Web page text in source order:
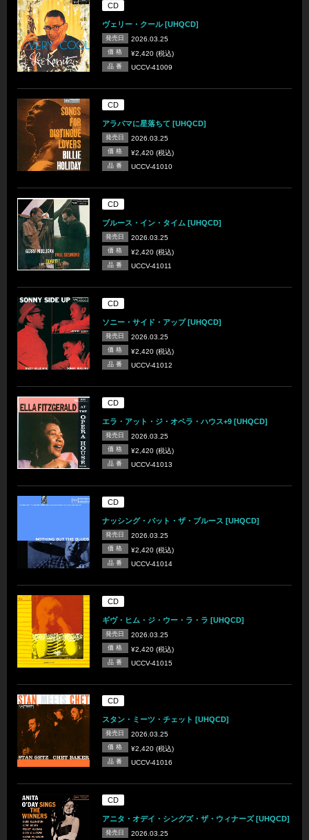
CD
ヴェリー・クール [UHQCD]
発売日 2026.03.25
価 格 ¥2,420 (税込)
品 番 UCCV-41009
CD
アラバマに星落ちて [UHQCD]
発売日 2026.03.25
価 格 ¥2,420 (税込)
品 番 UCCV-41010
CD
ブルース・イン・タイム [UHQCD]
発売日 2026.03.25
価 格 ¥2,420 (税込)
品 番 UCCV-41011
CD
ソニー・サイド・アップ [UHQCD]
発売日 2026.03.25
価 格 ¥2,420 (税込)
品 番 UCCV-41012
CD
エラ・アット・ジ・オペラ・ハウス+9 [UHQCD]
発売日 2026.03.25
価 格 ¥2,420 (税込)
品 番 UCCV-41013
CD
ナッシング・バット・ザ・ブルース [UHQCD]
発売日 2026.03.25
価 格 ¥2,420 (税込)
品 番 UCCV-41014
CD
ギヴ・ヒム・ジ・ウー・ラ・ラ [UHQCD]
発売日 2026.03.25
価 格 ¥2,420 (税込)
品 番 UCCV-41015
CD
スタン・ミーツ・チェット [UHQCD]
発売日 2026.03.25
価 格 ¥2,420 (税込)
品 番 UCCV-41016
CD
アニタ・オデイ・シングズ・ザ・ウィナーズ [UHQCD]
発売日 2026.03.25